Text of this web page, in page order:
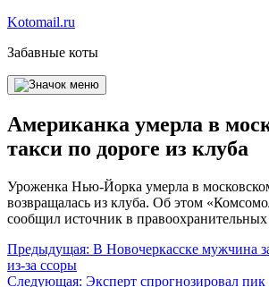
Перейти
содержимому
Kotomail.ru
Забавные коты
Американка умерла в
такси по дороге из клуба
Уроженка Нью-Йорка умерла в
возвращалась из клуба. Об этом
сообщил источник в правоохранительных
Навигация
по
Предыдущая: В Новочеркасске мужчина
из-за ссоры
Следующая: Эксперт спрогнозировал